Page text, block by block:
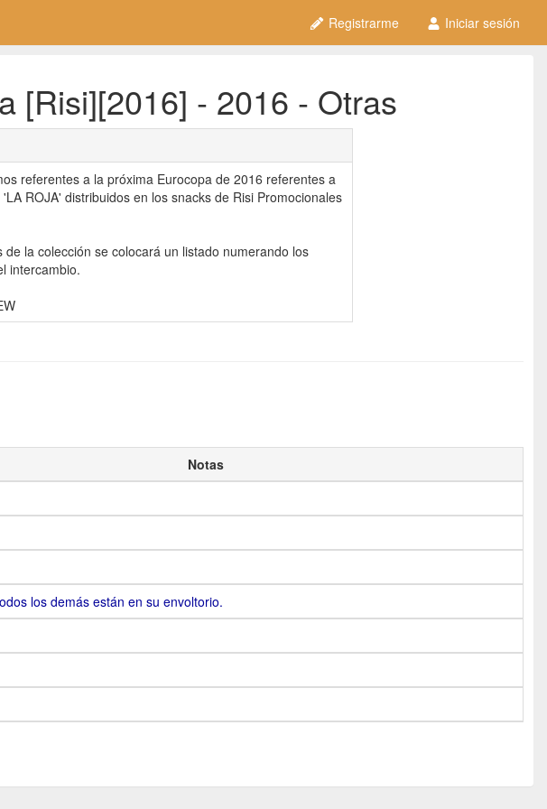
Registrarme Iniciar sesión
[Risi][2016] - 2016 - Otras
referentes a la próxima Eurocopa de 2016 referentes a
ROJA' distribuidos en los snacks de Risi Promocionales
de la colección se colocará un listado numerando los
intercambio.
Notas
los demás están en su envoltorio.